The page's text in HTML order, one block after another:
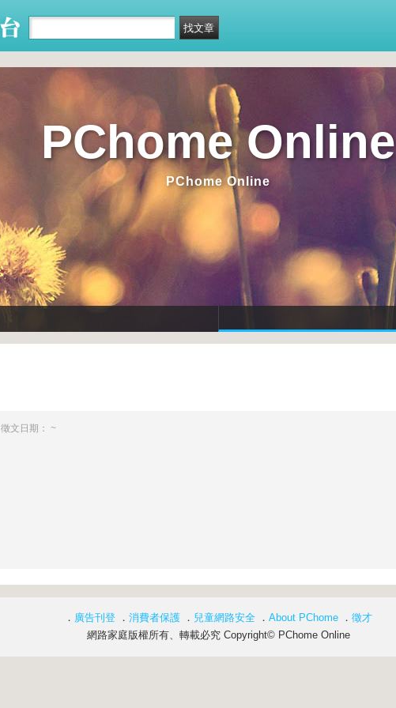
PChome Online
PChome Online
徵文日期： ~
． 廣告刊登 ． 消費者保護 ． 兒童網路安全 ． About PChome ． 徵才
網路家庭版權所有、轉載必究 Copyright© PChome Online